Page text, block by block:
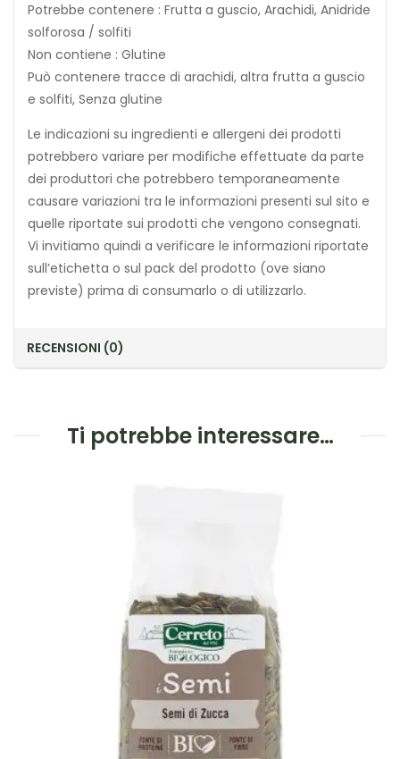
Potrebbe contenere : Frutta a guscio, Arachidi, Anidride
solforosa / solfiti
Non contiene : Glutine
Può contenere tracce di arachidi, altra frutta a guscio
e solfiti, Senza glutine
Le indicazioni su ingredienti e allergeni dei prodotti
potrebbero variare per modifiche effettuate da parte
dei produttori che potrebbero temporaneamente
causare variazioni tra le informazioni presenti sul sito e
quelle riportate sui prodotti che vengono consegnati.
Vi invitiamo quindi a verificare le informazioni riportate
sull’etichetta o sul pack del prodotto (ove siano
previste) prima di consumarlo o di utilizzarlo.
RECENSIONI (0)
Ti potrebbe interessare…